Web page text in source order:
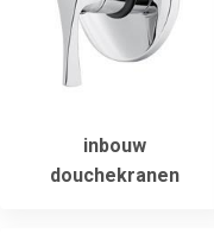
inbouw
douchekranen